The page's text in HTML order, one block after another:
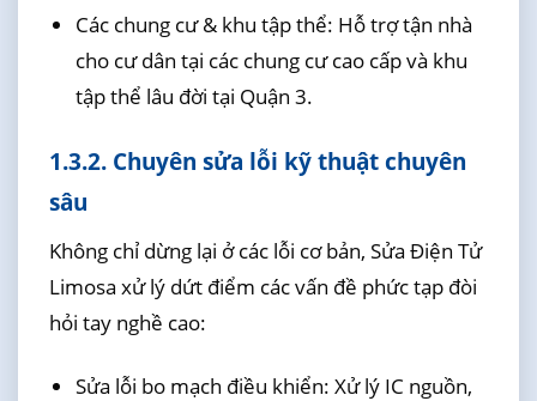
Các chung cư & khu tập thể: Hỗ trợ tận nhà
cho cư dân tại các chung cư cao cấp và khu
tập thể lâu đời tại Quận 3.
1.3.2. Chuyên sửa lỗi kỹ thuật chuyên
sâu
Không chỉ dừng lại ở các lỗi cơ bản, Sửa Điện Tử
Limosa xử lý dứt điểm các vấn đề phức tạp đòi
hỏi tay nghề cao:
Sửa lỗi bo mạch điều khiển: Xử lý IC nguồn,